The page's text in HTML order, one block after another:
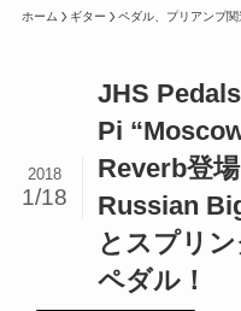
ホーム ギター ペダル、プリアンプ関
JHS
Pi
Reverb登
Russian
とスプリ
ペダル！
2018
1/18